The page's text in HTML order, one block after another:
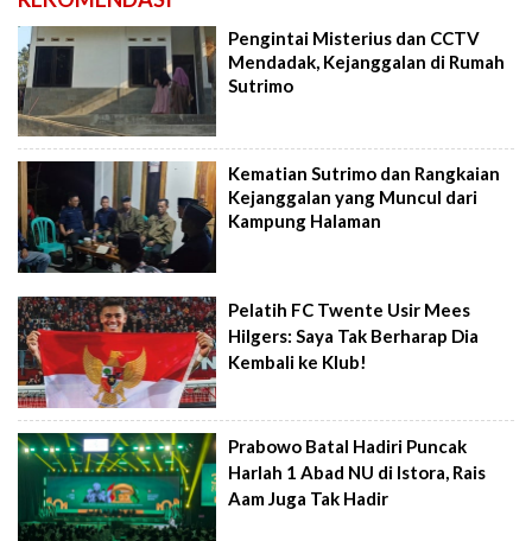
Pengintai Misterius dan CCTV
Mendadak, Kejanggalan di Rumah
Sutrimo
Kematian Sutrimo dan Rangkaian
Kejanggalan yang Muncul dari
Kampung Halaman
Pelatih FC Twente Usir Mees
Hilgers: Saya Tak Berharap Dia
Kembali ke Klub!
Prabowo Batal Hadiri Puncak
Harlah 1 Abad NU di Istora, Rais
Aam Juga Tak Hadir